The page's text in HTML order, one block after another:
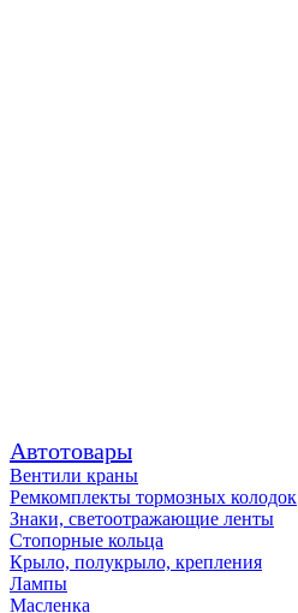
Автотовары
Вентили краны
Ремкомплекты тормозных колодок
Знаки, светоотражающие ленты
Стопорные кольца
Крыло, полукрыло, крепления
Лампы
Масленка